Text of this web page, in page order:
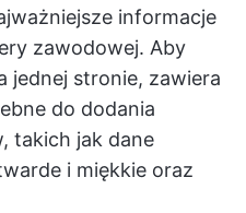
informacje
zawodowej. Aby
jednej stronie, zawiera
do dodania
takich jak dane
i miękkie oraz